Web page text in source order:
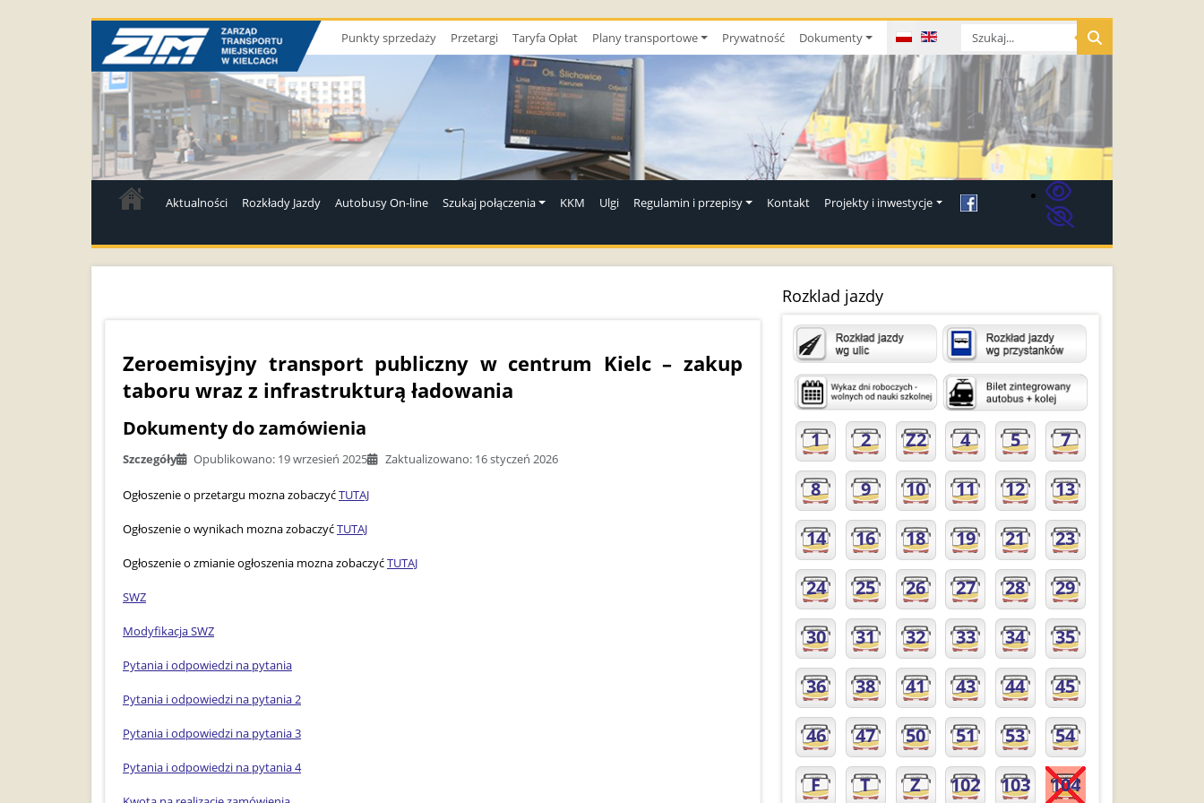
Punkty sprzedaży Przetargi Taryfa Opłat Plany transportowe Prywatność Dokumenty Wybierz swój język
Aktualności Rozkłady Jazdy Autobusy On-line Szukaj połączenia KKM Ulgi Regulamin i przepisy Kontakt Projekty i inwestycje
Zeroemisyjny transport publiczny w centrum Kielc – zakup
taboru wraz z infrastrukturą ładowania
Dokumenty do zamówienia
Szczegóły Opublikowano: 19 wrzesień 2025 Zaktualizowano: 16 styczeń 2026
Ogłoszenie o przetargu mozna zobaczyćTUTAJ
Ogłoszenie o wynikach mozna zobaczyćTUTAJ
Ogłoszenie o zmianie ogłoszenia mozna zobaczyćTUTAJ
SWZ
Modyfikacja SWZ
Pytania i odpowiedzi na pytania
Pytania i odpowiedzi na pytania 2
Pytania i odpowiedzi na pytania 3
Pytania i odpowiedzi na pytania 4
Rozklad jazdy
1 2 Z2 4 5 7
8 9 10 11 12 13
14 16 18 19 21 23
24 25 26 27 28 29
30 31 32 33 34 35
36 38 41 43 44 45
46 47 50 51 53 54
F T Z 102 103 104